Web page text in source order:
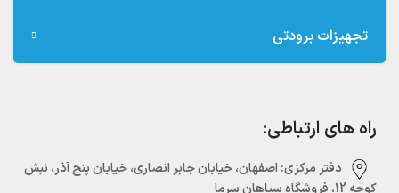
تجهیزات برودتی
راه های ارتباطی:
دفتر مرکزی:‌ اصفهان، خیابان جابر انصاری، خیابان پنج آذر، نبش
کوچه 12، فروشگاه سپاهان سرما